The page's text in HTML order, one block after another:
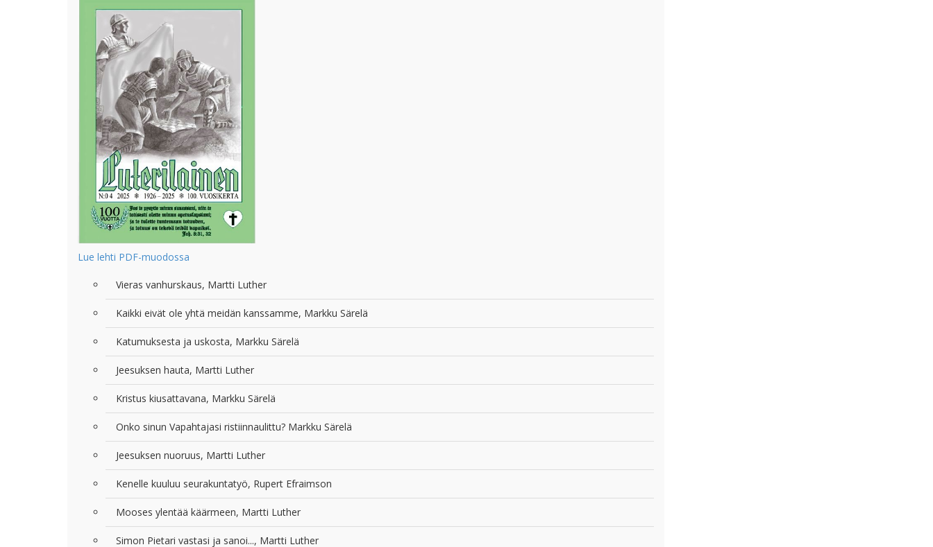
Lue lehti PDF-muodossa
Vieras vanhurskaus, Martti Luther
Kaikki eivät ole yhtä meidän kanssamme, Markku Särelä
Katumuksesta ja uskosta, Markku Särelä
Jeesuksen hauta, Martti Luther
Kristus kiusattavana, Markku Särelä
Onko sinun Vapahtajasi ristiinnaulittu? Markku Särelä
Jeesuksen nuoruus, Martti Luther
Kenelle kuuluu seurakuntatyö, Rupert Efraimson
Mooses ylentää käärmeen, Martti Luther
Simon Pietari vastasi ja sanoi..., Martti Luther